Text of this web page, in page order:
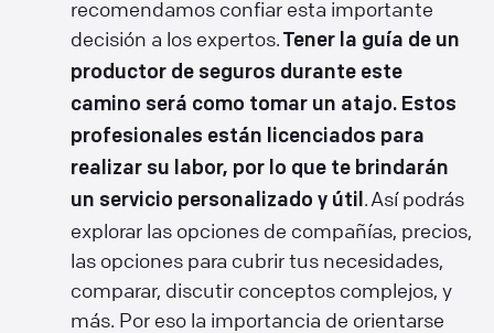
recomendamos confiar esta importante
decisión a los expertos. Tener la guía de un
productor de seguros durante este
camino será como tomar un atajo. Estos
profesionales están licenciados para
realizar su labor, por lo que te brindarán
un servicio personalizado y útil. Así podrás
explorar las opciones de compañías, precios,
las opciones para cubrir tus necesidades,
comparar, discutir conceptos complejos, y
más. Por eso la importancia de orientarse